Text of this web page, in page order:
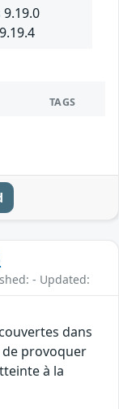
TAGS
- Updated:
dans
provoquer
à la